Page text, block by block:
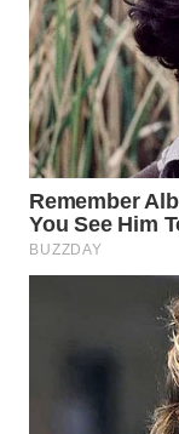
SPORT
WAHANA
UMKM
WAHANA
SELEB
WAHANA
PERSONA
WAHANA